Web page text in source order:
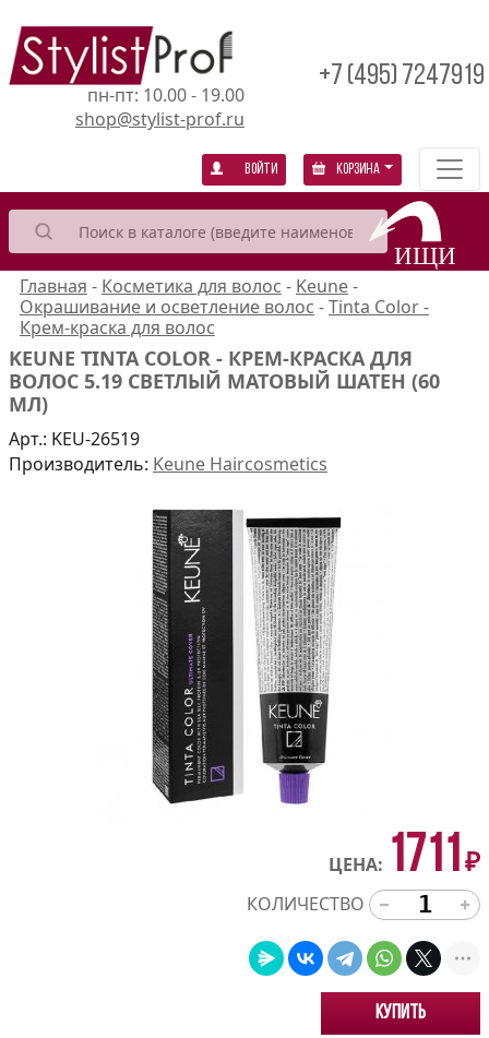
пн-пт: 10.00 - 19.00
shop@stylist-prof.ru
+7 (495) 7247919
Войти Корзина
Главная - Косметика для волос - Keune-
Окрашивание и осветление волос -Tinta Color -
Крем-краска для волос
KEUNE TINTA COLOR - КРЕМ-КРАСКА ДЛЯ
ВОЛОС 5.19 СВЕТЛЫЙ МАТОВЫЙ ШАТЕН (60
МЛ)
Арт.: KEU-26519
Производитель: Keune Haircosmetics
ЦЕНА: 1711 ₽
КОЛИЧЕСТВО
Купить